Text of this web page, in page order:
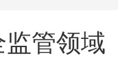
管领域